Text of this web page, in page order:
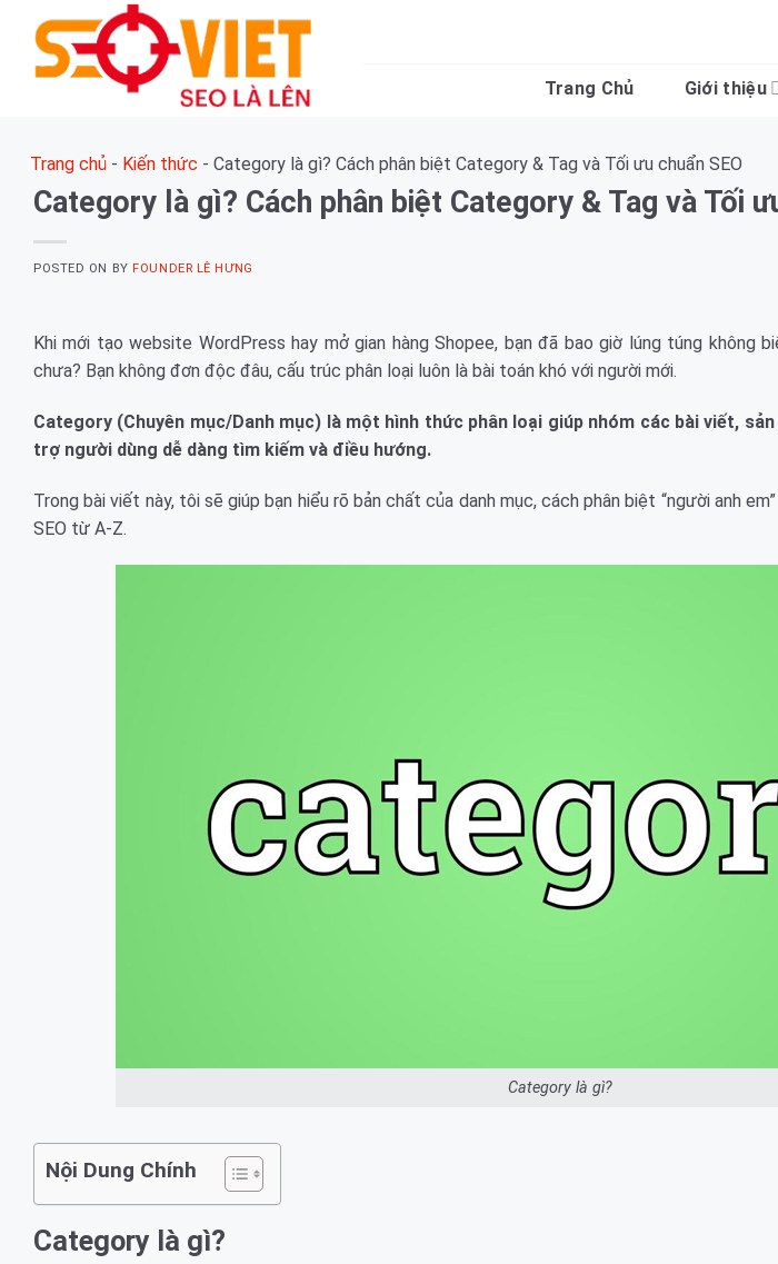
content
Trang Chủ Giới thiệu
Trang chủ - Kiến thức - Category là gì? Cách phân biệt Category & Tag và Tối ưu chuẩn SEO
Category là gì? Cách phân biệt Category & Tag và Tối
POSTED ON BYFOUNDER LÊ HƯNG
Khi mới tạo website WordPress hay mở gian hàng Shopee, bạn đã bao giờ lúng túng không
chưa? Bạn không đơn độc đâu, cấu trúc phân loại luôn là bài toán khó với người mới.
Category (Chuyên mục/Danh mục) là một hình thức phân loại giúp nhóm các bài viết,
trợ người dùng dễ dàng tìm kiếm và điều hướng.
Trong bài viết này, tôi sẽ giúp bạn hiểu rõ bản chất của danh mục, cách phân biệt “người anh
SEO từ A-Z.
Category là gì?
Nội Dung Chính
Category là gì?